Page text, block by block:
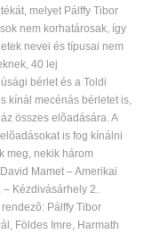
melyet Pálffy Tibor
nem korhatárosak, így
nevei és típusai nem
40 lej
bérlet és a Toldi
kínál mecénás bérletet is,
összes elõadására. A
is fog kínálni
meg, nekik három
Mamet – Amerikai
– Kézdivásárhely 2.
Pálffy Tibor
Földes Imre, Harmath